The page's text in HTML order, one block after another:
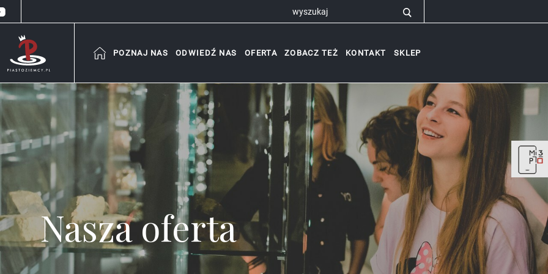
POZNAJ NAS ODWIEDŹ NAS OFERTA ZOBACZ TEŻ KONTAKT SKLEP
Nasza oferta